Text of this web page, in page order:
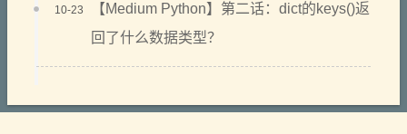
【Medium Python】第二话：dict的keys()返
回了什么数据类型？
10-23